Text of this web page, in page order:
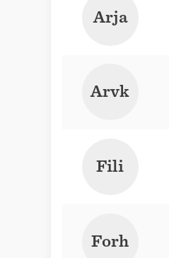
Arja
Arvk
Fili
Forh